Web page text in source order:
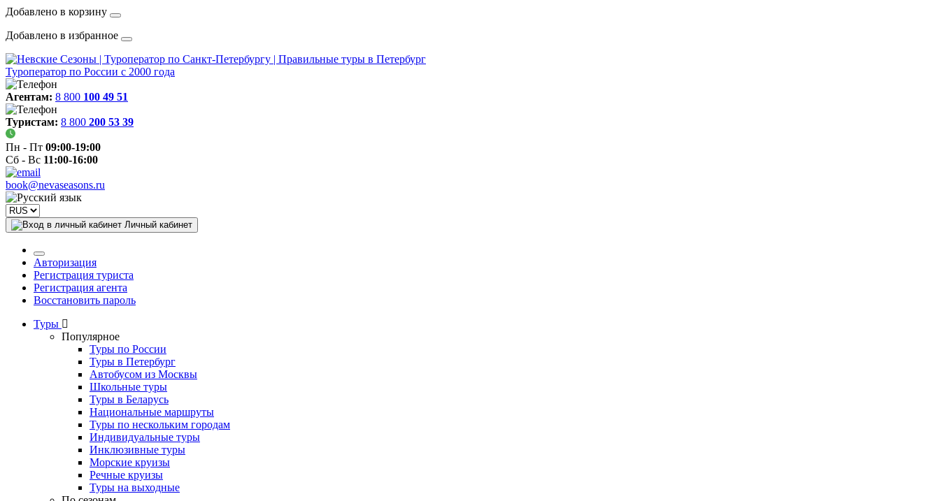
Добавлено в корзину
Добавлено в избранное
Туроператор по России с 2000 года
Агентам: 8 800 100 49 51
Туристам: 8 800 200 53 39
Пн - Пт 09:00-19:00
Сб - Вс 11:00-16:00
book@nevaseasons.ru
Личный кабинет
Авторизация
Регистрация туриста
Регистрация агента
Восстановить пароль
Туры
Популярное
Туры по России
Туры в Петербург
Автобусом из Москвы
Школьные туры
Туры в Беларусь
Национальные маршруты
Туры по нескольким городам
Индивидуальные туры
Инклюзивные туры
Морские круизы
Речные круизы
Туры на выходные